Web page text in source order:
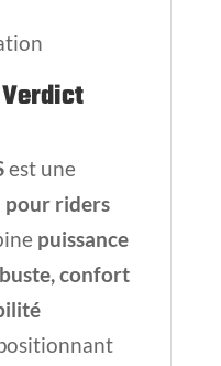
est une
pour riders
puissance
confort